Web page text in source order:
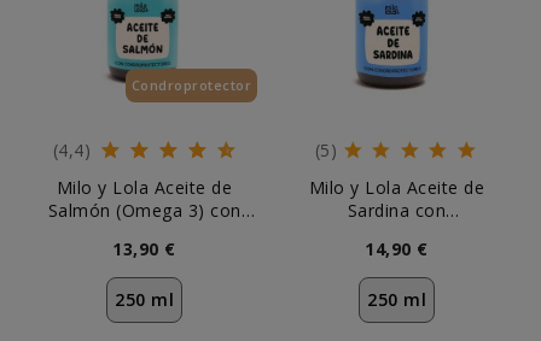
Condroprotector
(4,4)
Milo y Lola Aceite de
Salmón (Omega 3) con
Gato
13,90 €
250 ml
(5)
Milo y Lola Aceite de
Sardina con
14,90 €
250 ml